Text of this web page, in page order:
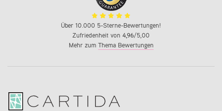
Über 10.000 5-Sterne-Bewertungen!
Zufriedenheit von 4,96/5,00
Mehr zum Thema Bewertungen